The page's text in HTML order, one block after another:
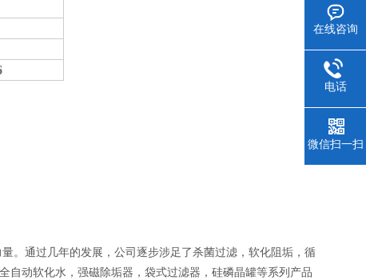
。通过几年的发展，公司逐步涉足了杀菌过滤，软化阻垢，循
自动软化水，强磁除垢器，袋式过滤器，硅磷晶罐等系列产品
在线咨询
电话
微信扫一扫